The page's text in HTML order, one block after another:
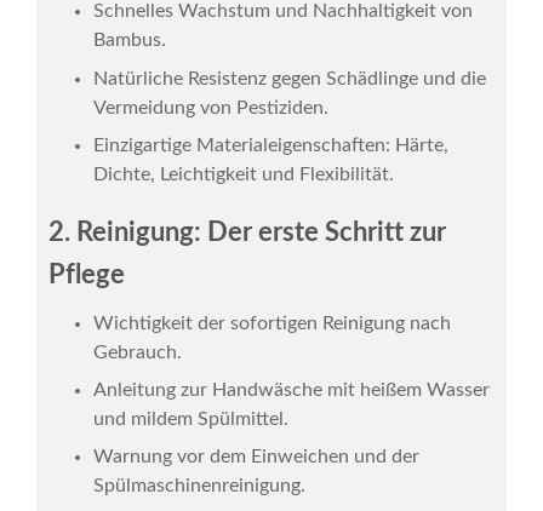
Schnelles Wachstum und Nachhaltigkeit von
Bambus.
Natürliche Resistenz gegen Schädlinge und die
Vermeidung von Pestiziden.
Einzigartige Materialeigenschaften: Härte,
Dichte, Leichtigkeit und Flexibilität.
2. Reinigung: Der erste Schritt zur
Pflege
Wichtigkeit der sofortigen Reinigung nach
Gebrauch.
Anleitung zur Handwäsche mit heißem Wasser
und mildem Spülmittel.
Warnung vor dem Einweichen und der
Spülmaschinenreinigung.